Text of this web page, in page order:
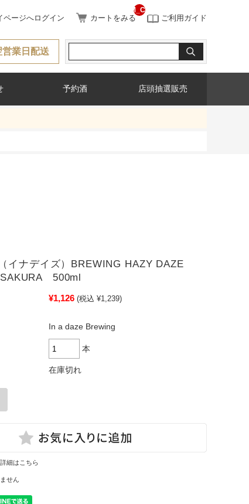
ページへログイン カートをみる
__ITM_CNT__
ご利用ガイド
営業日配送
予約酒 店頭抽選販売
イナデイズ）BREWING HAZY DAZE
500ml
¥1,126 (税込 ¥1,239)
In a daze Brewing
本
在庫切れ
細はこちら
せん